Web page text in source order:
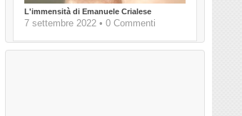
L'immensità di Emanuele Crialese
7 settembre 2022 • 0 Commenti